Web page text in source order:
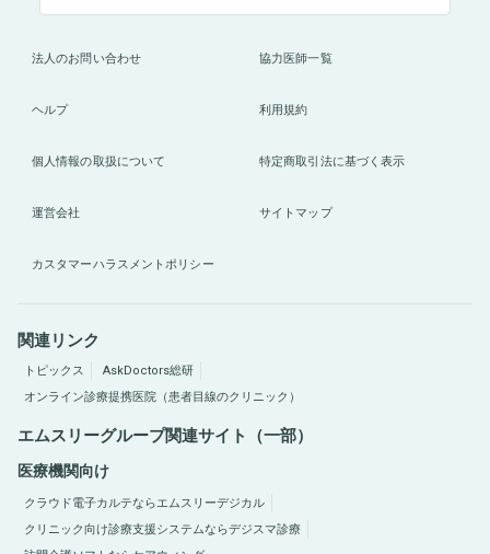
法人のお問い合わせ 協力医師一覧
ヘルプ 利用規約
個人情報の取扱について 特定商取引法に基づく表示
運営会社 サイトマップ
カスタマーハラスメントポリシー
関連リンク
トピックス
AskDoctors総研
オンライン診療提携医院（患者目線のクリニック）
エムスリーグループ関連サイト（一部）
医療機関向け
クラウド電子カルテならエムスリーデジカル
クリニック向け診療支援システムならデジスマ診療